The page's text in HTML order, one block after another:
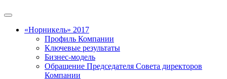
«Норникель» 2017
Профиль Компании
Ключевые результаты
Бизнес-модель
Обращение Председателя Совета директоров
Компании